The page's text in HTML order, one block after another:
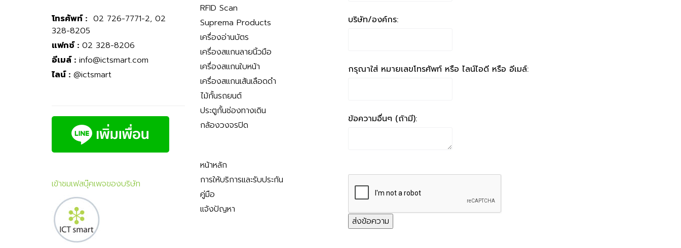
โทรศัพท์ : 02 726-7771-2, 02
328-8205
แฟกซ์ : 02 328-8206
อีเมล์ : info@ictsmart.com
ไลน์ : @ictsmart
เข้าชมเฟสบุ๊คเพจของบริษัท
RFID Scan
Suprema Products
เครื่องอ่านบัตร
เครื่องสแกนลายนิ้วมือ
เครื่องสแกนใบหน้า
เครื่องสแกนเส้นเลือดดำ
ไม้กั้นรถยนต์
ประตูกั้นช่องทางเดิน
กล้องวงจรปิด
หน้าหลัก
การให้บริการและรับประกัน
คู่มือ
แจ้งปัญหา
บริษัท/องค์กร:
กรุณาใส่ หมายเลขโทรศัพท์ หรือ ไลน์ไอดี หรือ อีเมล์:
ข้อความอื่นๆ (ถ้ามี):